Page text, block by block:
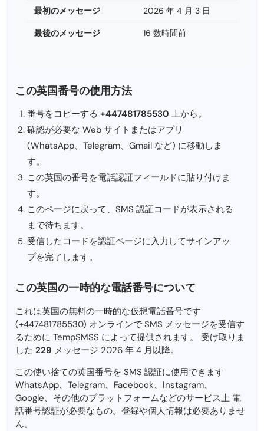
最初のメッセージ 2026 年 4 月 3 日
最後のメッセージ 16 数時間前
この英国番号の使用方法
番号をコピーする +447481785530 上から。
確認が必要な Web サイトまたはアプリ
(WhatsApp、Telegram、Gmail など) に移動しま
す。
この英国の番号を電話認証フィールドに貼り付けま
す。
このページに戻って、SMS 認証コードが表示される
まで待ちます。
受信したコードを認証ページに入力してサインアッ
プを完了します。
この英国の一時的な電話番号について
これは英国の無料の一時的な仮想電話番号です
(+447481785530) オンラインで SMS メッセージを受信す
るために TempSMSS によって提供されます。 受け取りま
した 229 メッセージ 2026 年 4 月以降。
この使い捨ての英国番号を SMS 認証に使用できます
WhatsApp、Telegram、Facebook、Instagram、
Google、その他のプラットフォームなどのサービス上 電
話番号認証が必要なもの。登録や個人情報は必要ありませ
ん。